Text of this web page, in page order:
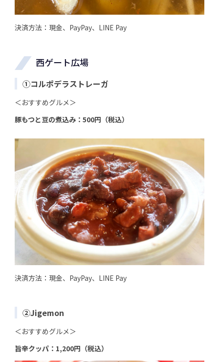
決済方法：現金、PayPay、LINE Pay
西ゲート広場
①コルポデラストレーガ
＜おすすめグルメ＞
豚もつと豆の煮込み：500円（税込）
決済方法：現金、PayPay、LINE Pay
②Jigemon
＜おすすめグルメ＞
旨辛クッパ：1,200円（税込）